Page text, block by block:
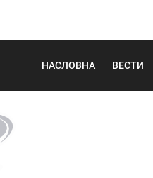
НАСЛОВНА ВЕСТИ